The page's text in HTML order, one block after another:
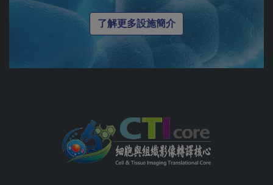
了解更多設施簡介